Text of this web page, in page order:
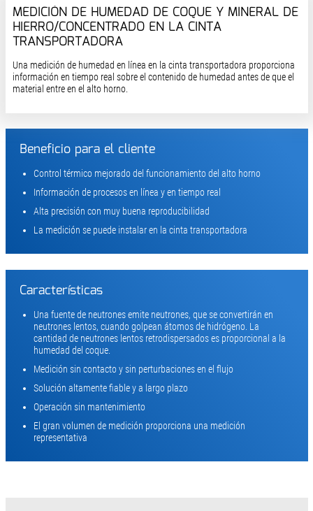
MEDICIÓN DE HUMEDAD DE COQUE Y MINERAL DE
HIERRO/CONCENTRADO EN LA CINTA
TRANSPORTADORA
Una medición de humedad en línea en la cinta transportadora proporciona
información en tiempo real sobre el contenido de humedad antes de que el
material entre en el alto horno.
Beneficio para el cliente
Control térmico mejorado del funcionamiento del alto horno
Información de procesos en línea y en tiempo real
Alta precisión con muy buena reproducibilidad
La medición se puede instalar en la cinta transportadora
Características
Una fuente de neutrones emite neutrones, que se convertirán en
neutrones lentos, cuando golpean átomos de hidrógeno. La
cantidad de neutrones lentos retrodispersados es proporcional a la
humedad del coque.
Medición sin contacto y sin perturbaciones en el flujo
Solución altamente fiable y a largo plazo
Operación sin mantenimiento
El gran volumen de medición proporciona una medición
representativa